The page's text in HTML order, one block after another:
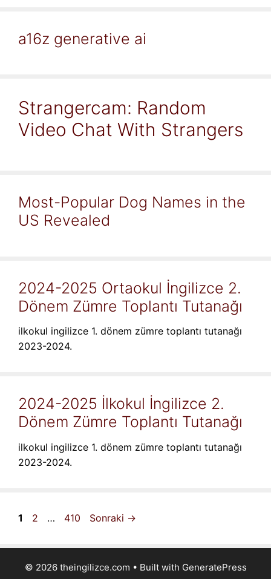
a16z generative ai
Strangercam: Random
Video Chat With Strangers
Most-Popular Dog Names in the
US Revealed
2024-2025 Ortaokul İngilizce 2.
Dönem Zümre Toplantı Tutanağı
ilkokul ingilizce 1. dönem zümre toplantı tutanağı
2023-2024.
2024-2025 İlkokul İngilizce 2.
Dönem Zümre Toplantı Tutanağı
ilkokul ingilizce 1. dönem zümre toplantı tutanağı
2023-2024.
Sayfa
1 Sayfa
2 … Sayfa
410 Sonraki →
© 2026 theingilizce.com • Built with GeneratePress